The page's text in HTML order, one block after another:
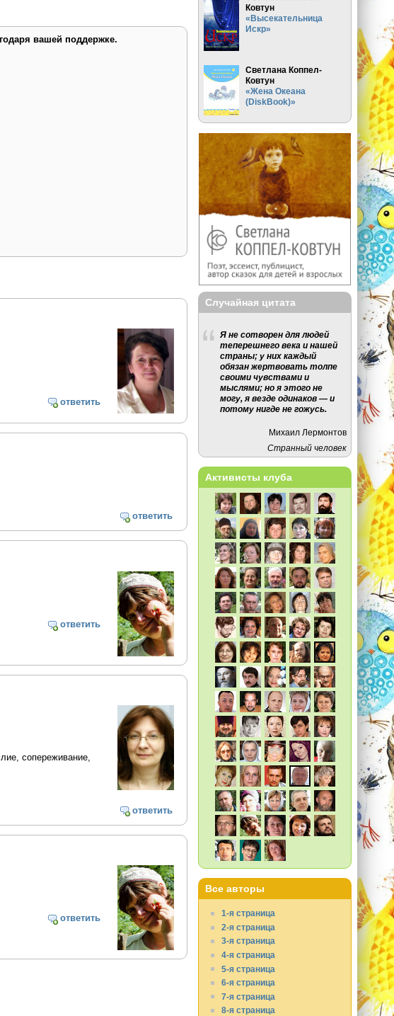
вашей поддержке.
ответить
ответить
ответить
сопереживание,
ответить
ответить
Ковтун
«Высекательница
Искр»
Светлана Коппел-
Ковтун
«Жена Океана
(DiskBook)»
Случайная цитата
Я не сотворен для людей
теперешнего века и нашей
страны; у них каждый
обязан жертвовать толпе
своими чувствами и
мыслями; но я этого не
могу, я везде одинаков — и
потому нигде не гожусь.
Михаил Лермонтов
Странный человек
Активисты клуба
Все авторы
1-я страница
2-я страница
3-я страница
4-я страница
5-я страница
6-я страница
7-я страница
8-я страница